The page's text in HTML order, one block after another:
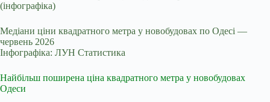
Медіани ціни квадратного метра у новобудовах по Одесі —
червень 2026
Інфографіка: ЛУН Статистика
Найбільш поширена ціна квадратного метра у новобудовах
Одеси